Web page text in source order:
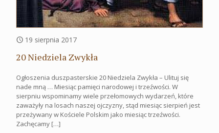
19 sierpnia 2017
20 Niedziela Zwykła
Ogłoszenia duszpasterskie 20 Niedziela Zwykła – Ulituj się
nade mną … Miesiąc pamięci narodowej i trzeźwości. W
sierpniu wspominamy wiele przełomowych wydarzeń, które
zaważyły na losach naszej ojczyzny, stąd miesiąc sierpień jest
przeżywany w Kościele Polskim jako miesiąc trzeźwości.
Zachęcamy […]